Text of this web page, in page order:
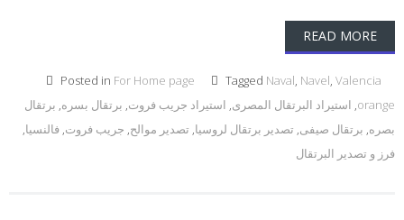
READ MORE
Posted in For Home page Tagged Naval, Navel, Valencia
orange
, استيراد البرتقال المصرى, استيراد جريب فروت, برتقال بسره, برتقال
بصره, برتقال صيفى, تصدير برتقال لروسيا, تصدير موالح, جريب فروت, فالنسيا,
فرز و تصدير البرتقال